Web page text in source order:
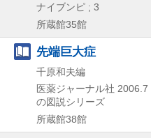
ナイブンピ ; 3
所蔵館35館
先端巨大症
千原和夫編
医薬ジャーナル社 2006.7
の図説シリーズ
所蔵館38館